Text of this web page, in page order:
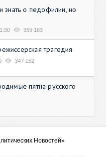
знать о педофилии, но
359 183
трагедия
347 152
пятна русского
Новостей»